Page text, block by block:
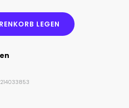
LEGEN